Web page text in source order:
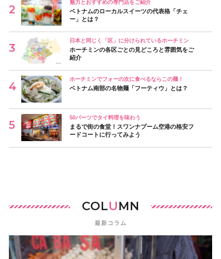
魅力とおすすめの専門店をご紹介
ベトナムのローカルスイーツの代表格「チェ
ー」とは？
日本と同じく「区」に分けられているホーチミン
ホーチミンの各区ごとの見どころと雰囲気をご
紹介
ホーチミンでフォーの次に食べるならこの麺！
ベトナム南部の名物麺「フーティウ」とは？
50バーツでタイ料理を味わう
まるで街の食堂！スワンナプーム空港の格安フ
ードコートに行ってみよう
COLUMN
最新コラム